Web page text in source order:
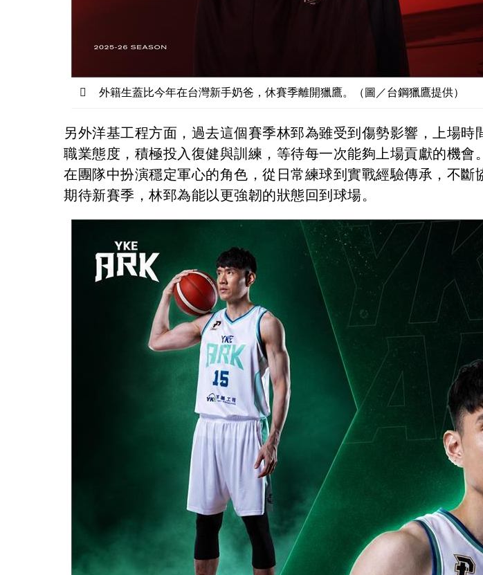
外籍生蓋比今年在台灣新手奶爸，休賽季離開獵鷹。（圖／台鋼獵鷹提供）
另外洋基工程方面，過去這個賽季林郅為雖受到傷勢影響，上場時
職業態度，積極投入復健與訓練，等待每一次能夠上場貢獻的機會
在團隊中扮演穩定軍心的角色，從日常練球到實戰經驗傳承，不斷
期待新賽季，林郅為能以更強韌的狀態回到球場。